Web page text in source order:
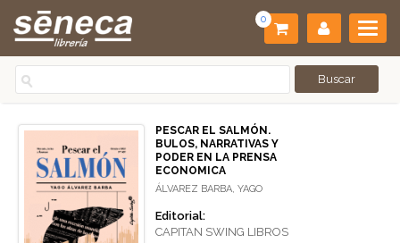
0
PESCAR EL SALMÓN.
BULOS, NARRATIVAS Y
PODER EN LA PRENSA
ECONOMICA
ÁLVAREZ BARBA, YAGO
Editorial:
CAPITAN SWING LIBROS